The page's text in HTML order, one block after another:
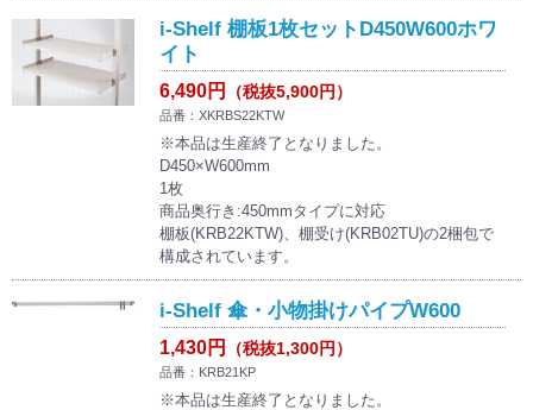
i-Shelf 棚板1枚セットD450W600ホワ
イト
6,490円 （税抜5,900円）
品番：XKRBS22KTW
※本品は生産終了となりました。
D450×W600mm
1枚
商品奥行き:450mmタイプに対応
棚板(KRB22KTW)、棚受け(KRB02TU)の2梱包で
構成されています。
i-Shelf 傘・小物掛けパイプW600
1,430円 （税抜1,300円）
品番：KRB21KP
※本品は生産終了となりました。